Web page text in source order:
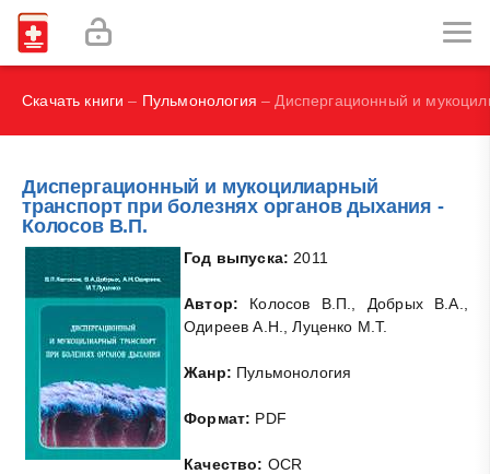
И.В., Брегель Л.В., Субботин В.М.
Фокин В. А.
Скачать книги – Пульмонология – Диспергационный и
Диспергационный и мукоцилиарный
транспорт при болезнях органов дыхания -
Колосов В.П.
Год выпуска: 2011
Автор: Колосов В.П., Добрых В.А.,
Одиреев А.Н., Луценко М.Т.
Жанр: Пульмонология
Формат: PDF
Качество: OCR